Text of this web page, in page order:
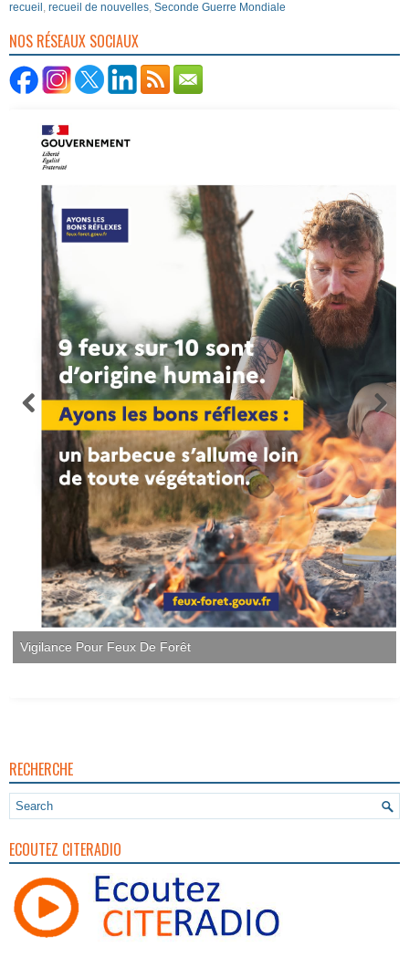
recueil recueil de nouvelles Seconde Guerre Mondiale
NOS RÉSEAUX SOCIAUX
RECHERCHE
ECOUTEZ CITERADIO